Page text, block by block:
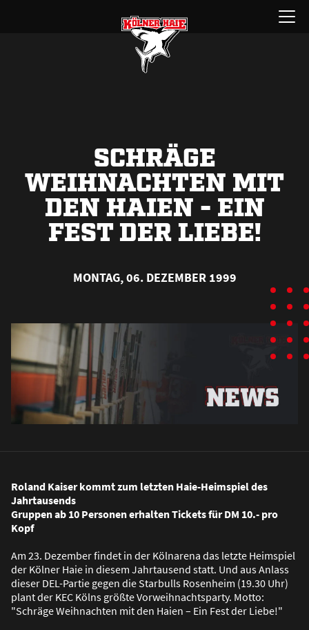
Menü
öffnen
SCHRÄGE
WEIHNACHTEN MIT
DEN HAIEN - EIN
FEST DER LIEBE!
MONTAG, 06. DEZEMBER 1999
Roland Kaiser kommt zum letzten Haie-Heimspiel des
Jahrtausends
Gruppen ab 10 Personen erhalten Tickets für DM 10.- pro
Kopf
Am 23. Dezember findet in der Kölnarena das letzte Heimspiel
der Kölner Haie in diesem Jahrtausend statt. Und aus Anlass
dieser DEL-Partie gegen die Starbulls Rosenheim (19.30 Uhr)
plant der KEC Kölns größte Vorweihnachtsparty. Motto:
"Schräge Weihnachten mit den Haien – Ein Fest der Liebe!"